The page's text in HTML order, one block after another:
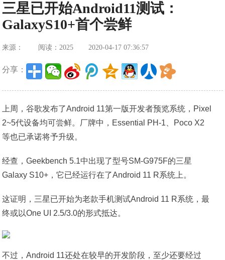
三星已开始Android11测试：
GalaxyS10+首个尝鲜
来源： 阅读：2025 2020-04-17 07:36:57
分享：
上周，谷歌发布了Android 11第一版开发者预览系统，Pixel
2~5代设备均可尝鲜。厂牌中，Essential PH-1、Poco X2
等也已承诺将予升级。
经查，Geekbench 5.1中出现了型号SM-G975F的三星
Galaxy S10+，它已经运行在了Android 11 R系统上。
这证明，三星已开始为老款手机测试Android 11 R系统，最
终或以One UI 2.5/3.0的形式抵达。
不过，Android 11还处在较早的开发阶段，至少还要经过